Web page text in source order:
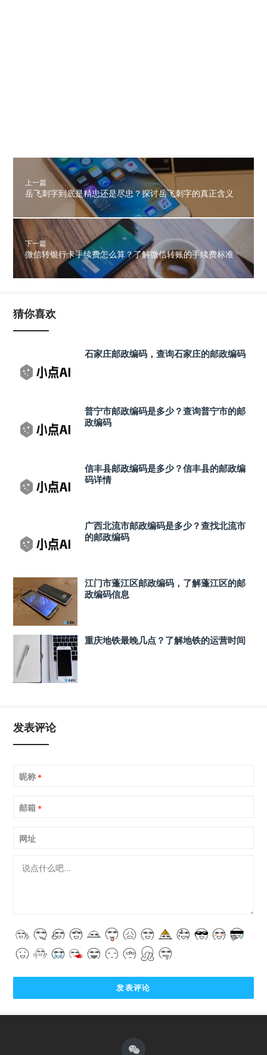
上一篇
岳飞刺字到底是精忠还是尽忠？探讨岳飞刺字的真正含义
下一篇
微信转银行卡手续费怎么算？了解微信转账的手续费标准
猜你喜欢
石家庄邮政编码，查询石家庄的邮政编码
普宁市邮政编码是多少？查询普宁市的邮
政编码
信丰县邮政编码是多少？信丰县的邮政编
码详情
广西北流市邮政编码是多少？查找北流市
的邮政编码
江门市蓬江区邮政编码，了解蓬江区的邮
政编码信息
重庆地铁最晚几点？了解地铁的运营时间
发表评论
昵称 *
邮箱 *
网址